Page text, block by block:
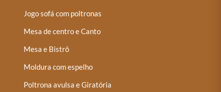
Jogo sofá com poltronas
Mesa de centro e Canto
Mesa e Bistrô
Moldura com espelho
Poltrona avulsa e Giratória